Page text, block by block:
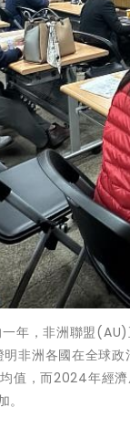
年，非洲聯盟
非洲各國在全球
值，而2024年經